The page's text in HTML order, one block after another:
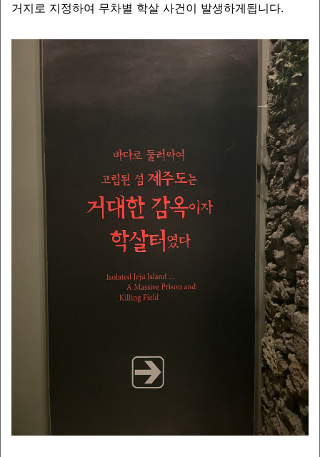
거지로 지정하여 무차별 학살 사건이 발생하게됩니다.